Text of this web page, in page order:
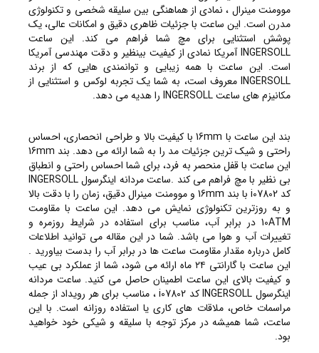
موومنت مینرال ، نمادی از هماهنگی بین سلیقه شخصی و تکنولوژی
مدرن است. این ساعت با جزئیات ظاهری دقیق و امکانات عالی، یک
پوشش استثنایی برای مچ شما فراهم می کند. این ساعت
INGERSOLL آمریکا نمادی از کیفیت بینظیر و دقت مهندسی آمریکا
است. این ساعت با همه زیبایی و توانمندی هایی که از برند
INGERSOLL معروف است، به شما یک تجربه لوکس و استثنایی از
مکانیزم های ساعت INGERSOLL را هدیه می دهد.
بند این ساعت با 16mm با کیفیت بالا و طراحی انحصاری، احساس
راحتی و شیک ترین جزئیات مد را به شما ارائه می دهد. بند 16mm
این ساعت با قفل منحصر به فرد، برای شما احساس راحتی و انطباق
بی نظیر با مچ فراهم می کند .ساعت مردانه اینگرسول INGERSOLL
کد i07802 با بند 16mm و موومنت مینرال دقیق، زمان را با دقت بالا
و به روزترین تکنولوژی نمایش می دهد. این ساعت با مقاومت
10ATM در برابر آب، مناسب برای استفاده در شرایط روزمره و
تغییرات آب و هوا می باشد. شما در این مقاله می توانید اطلاعات
کامل درباره مقدار مقاومت ساعت ها در برابر آب را بدست بیاورید .
این ساعت با گارانتی ۲۴ ماه ارائه می شود، شما از عملکرد بی عیب
و کیفیت بالای این ساعت اطمینان حاصل می کنید. ساعت مردانه
اینگرسول INGERSOLL کد i07802 ، مناسب برای هر رویداد از جمله
مراسمات خاص، ملاقات های کاری یا استفاده روزانه است. با این
ساعت، شما همیشه در مرکز توجه با سلیقه و شیکی خود خواهید
بود.